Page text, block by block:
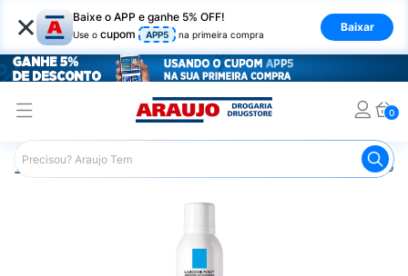
× Baixe o APP e ganhe 5% OFF!
Use o cupom APP5 na primeira compra
Baixar
0
Araujo Dermocosméticos Dermocosméticos para o